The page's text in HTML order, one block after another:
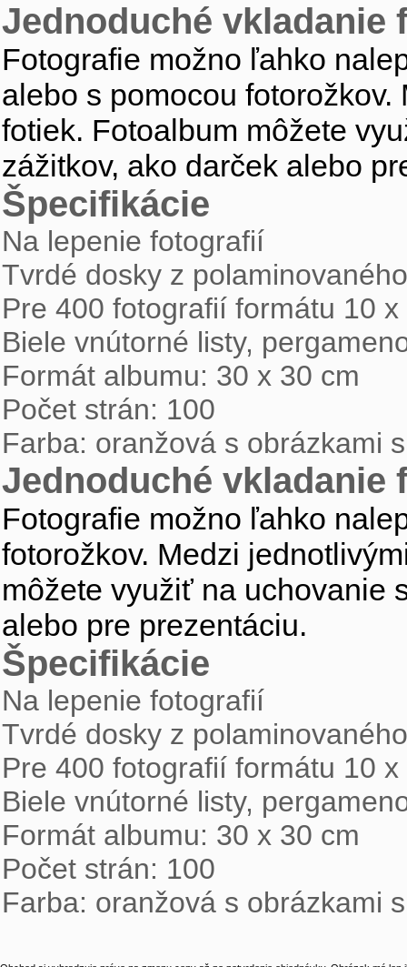
Jednoduché vkladanie
Fotografie možno ľahko
alebo s pomocou fotorožkov.
fotiek. Fotoalbum môžete
zážitkov, ako darček alebo
Špecifikácie
Na lepenie fotografií
Tvrdé dosky z
Pre 400 fotografií formátu 10 x
Biele vnútorné listy,
Formát albumu: 30 x 30 cm
Počet strán: 100
Farba: oranžová s obrázkami
Jednoduché vkladanie
Fotografie možno ľahko
fotorožkov. Medzi
môžete využiť na uchovanie
alebo pre prezentáciu.
Špecifikácie
Na lepenie fotografií
Tvrdé dosky z
Pre 400 fotografií formátu 10 x
Biele vnútorné listy,
Formát albumu: 30 x 30 cm
Počet strán: 100
Farba: oranžová s obrázkami